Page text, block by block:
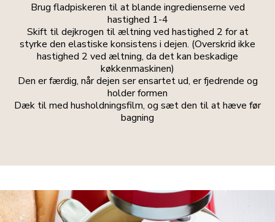
Brug fladpiskeren til at blande ingredienserne ved
hastighed 1-4
Skift til dejkrogen til æltning ved hastighed 2 for at
styrke den elastiske konsistens i dejen. (Overskrid ikke
hastighed 2 ved æltning, da det kan beskadige
køkkenmaskinen)
Den er færdig, når dejen ser ensartet ud, er fjedrende og
holder formen
Dæk til med husholdningsfilm, og sæt den til at hæve før
bagning